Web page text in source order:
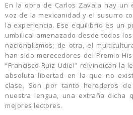
En la obra de Carlos Zavala hay un
voz de la mexicanidad y el susurro
la experiencia. Ese equilibrio es un
umbilical amenazado desde todos
nacionalismos; de otra, el
han sido merecedores del Premio
“Francisco Ruiz Udiel” reivindican la
absoluta libertad en la que no
clase. Son por tanto herederos
nuestra lengua, una extraña dicha
mejores lectores.